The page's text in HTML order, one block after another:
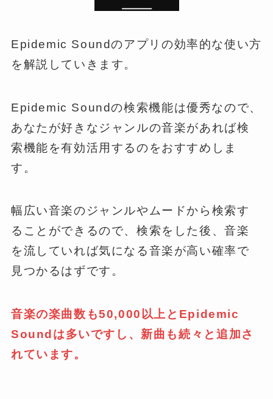
Epidemic Soundのアプリの効率的な使い方
を解説していきます。
Epidemic Soundの検索機能は優秀なので、
あなたが好きなジャンルの音楽があれば検
索機能を有効活用するのをおすすめしま
す。
幅広い音楽のジャンルやムードから検索す
ることができるので、検索をした後、音楽
を流していれば気になる音楽が高い確率で
見つかるはずです。
音楽の楽曲数も50,000以上とEpidemic
Soundは多いですし、新曲も続々と追加さ
れています。